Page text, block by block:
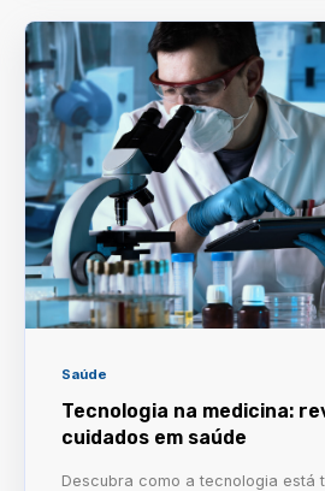
Saúde
Tecnologia na medicina:
cuidados em saúde
Descubra como a tecnologia está